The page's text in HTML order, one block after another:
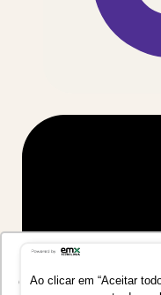
Utilizamos seus
experiência mais
Ao clicar em “Aceitar